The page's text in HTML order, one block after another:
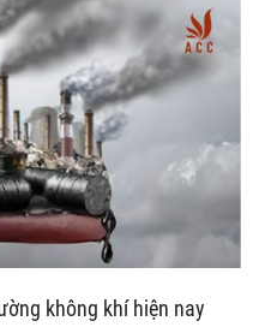
không khí hiện nay